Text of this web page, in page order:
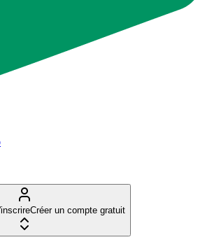
Créer un compte gratuit